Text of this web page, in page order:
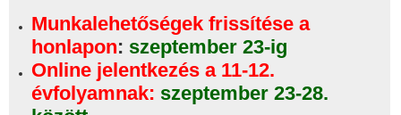
Munkalehetőségek frissítése a
honlapon: szeptember 23-ig
Online jelentkezés a 11-12.
évfolyamnak: szeptember 23-28.